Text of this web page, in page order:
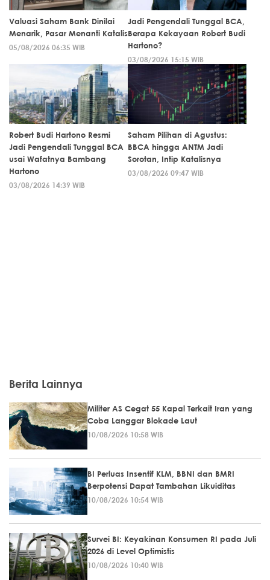
Valuasi Saham Bank Dinilai
Menarik, Pasar Menanti Katalis
05/08/2026 06:35 WIB
Jadi Pengendali Tunggal BCA,
Berapa Kekayaan Robert Budi
Hartono?
03/08/2026 15:15 WIB
Robert Budi Hartono Resmi
Jadi Pengendali Tunggal BCA
usai Wafatnya Bambang
Hartono
03/08/2026 14:39 WIB
Saham Pilihan di Agustus:
BBCA hingga ANTM Jadi
Sorotan, Intip Katalisnya
03/08/2026 09:47 WIB
Berita Lainnya
Militer AS Cegat 55 Kapal Terkait Iran yang
Coba Langgar Blokade Laut
10/08/2026 10:58 WIB
BI Perluas Insentif KLM, BBNI dan BMRI
Berpotensi Dapat Tambahan Likuiditas
10/08/2026 10:54 WIB
Survei BI: Keyakinan Konsumen RI pada Juli
2026 di Level Optimistis
10/08/2026 10:40 WIB